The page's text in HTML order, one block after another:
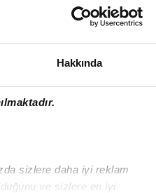
Hakkında
sizlere daha iyi reklam
ve sizlere en iyi